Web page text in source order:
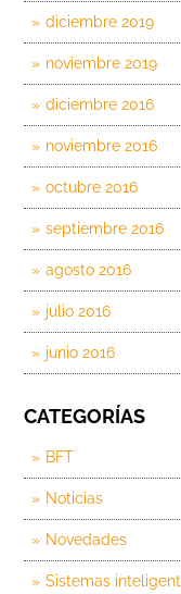
diciembre 2019
noviembre 2019
diciembre 2016
noviembre 2016
octubre 2016
septiembre 2016
agosto 2016
julio 2016
junio 2016
CATEGORÍAS
BFT
Noticias
Novedades
Sistemas